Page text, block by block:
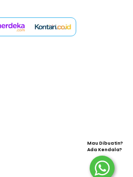
Mau Dibuatin?
Ada Kendala?